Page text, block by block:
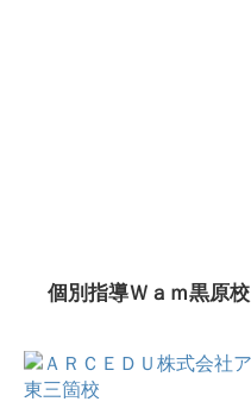
個別指導Ｗａｍ黒原校